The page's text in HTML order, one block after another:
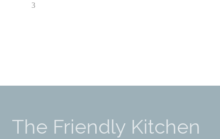
3
The Friendly Kitchen